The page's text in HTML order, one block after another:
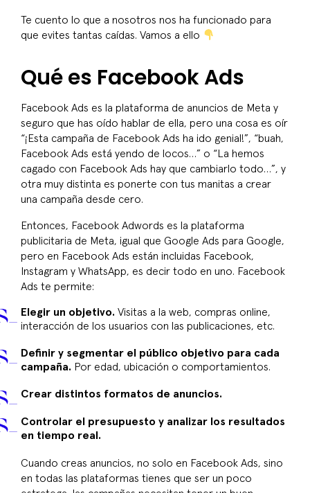
Te cuento lo que a nosotros nos ha funcionado para
que evites tantas caídas. Vamos a ello
Qué es Facebook Ads
Facebook Ads es la plataforma de anuncios de Meta y
seguro que has oído hablar de ella, pero una cosa es oír
“¡Esta campaña de Facebook Ads ha ido genial!”, “buah,
Facebook Ads está yendo de locos…” o “La hemos
cagado con Facebook Ads hay que cambiarlo todo…”, y
otra muy distinta es ponerte con tus manitas a crear
una campaña desde cero.
Entonces, Facebook Adwords es la plataforma
publicitaria de Meta, igual que Google Ads para Google,
pero en Facebook Ads están incluidas Facebook,
Instagram y WhatsApp, es decir todo en uno. Facebook
Ads te permite:
Elegir un objetivo. Visitas a la web, compras online,
interacción de los usuarios con las publicaciones, etc.
Definir y segmentar el público objetivo para cada
campaña. Por edad, ubicación o comportamientos.
Crear distintos formatos de anuncios.
Controlar el presupuesto y analizar los resultados
en tiempo real.
Cuando creas anuncios, no solo en Facebook Ads, sino
en todas las plataformas tienes que ser un poco